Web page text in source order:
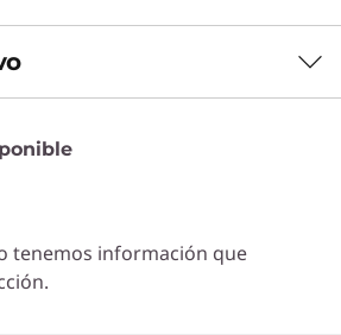
para su empresa.
exclusivas necesidades
tenemos información que